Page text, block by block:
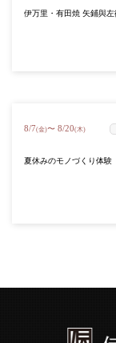
伊万里・有田焼 矢鋪與
8/7(金)〜 8/20(木)
夏休みのモノづくり体験